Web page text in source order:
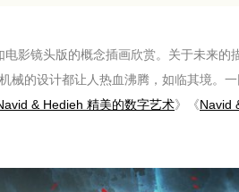
影镜头版的概念插画欣赏。关于未来的
械的设计都让人热血沸腾，如临其境。
& Hedieh 精美的数字艺术》《Navid